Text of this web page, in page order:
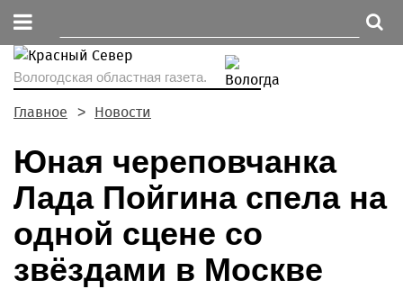
Вологодская областная газета.
Главное Новости
Юная череповчанка
Лада Пойгина спела на
одной сцене со
звёздами в Москве